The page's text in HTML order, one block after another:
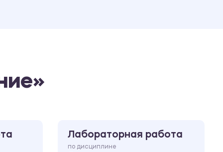
Лабораторная работа
по дисциплине